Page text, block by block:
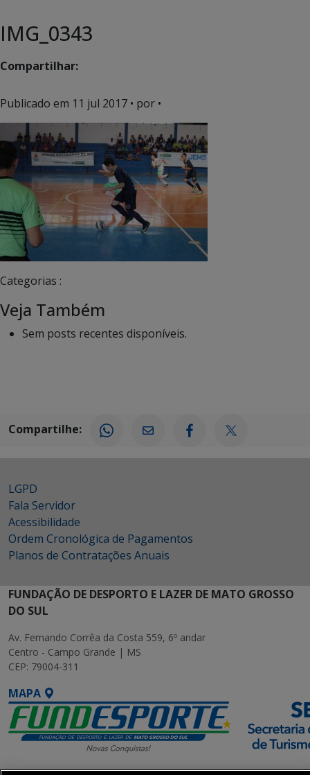
IMG_0343
Compartilhar:
Publicado em 11 jul 2017 • por •
Categorias :
Veja Também
Sem posts recentes disponíveis.
Compartilhe:
LGPD
Fala Servidor
Acessibilidade
Ordem Cronológica de Pagamentos
Planos de Contratações Anuais
FUNDAÇÃO DE DESPORTO E LAZER DE MATO GROSSO
DO SUL
Av. Fernando Corrêa da Costa 559, 6º andar
Centro - Campo Grande | MS
CEP: 79004-311
MAPA